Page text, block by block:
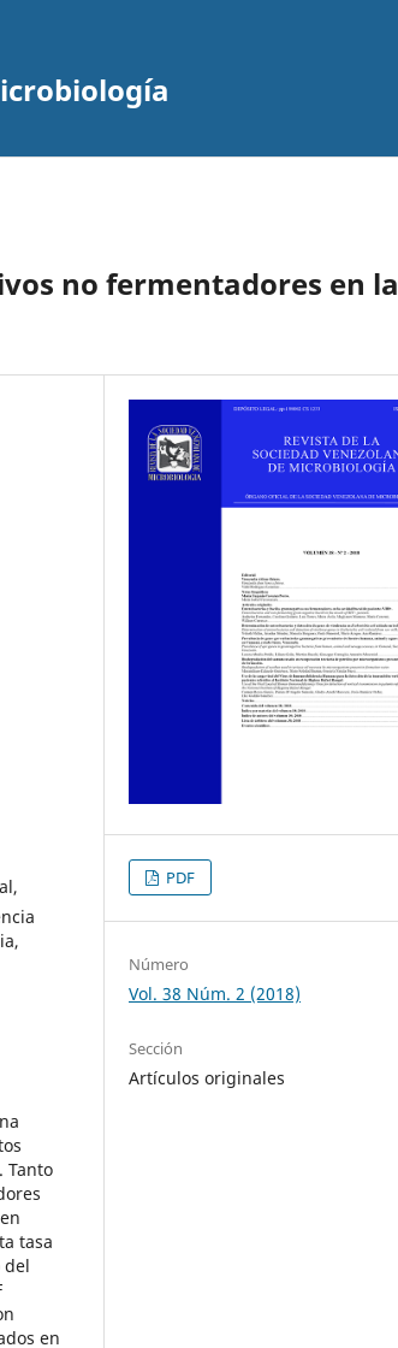
no fermentadores en la
Tanto
tasa
del
en
PDF
Número
Vol. 38 Núm. 2 (2018)
Sección
Artículos originales